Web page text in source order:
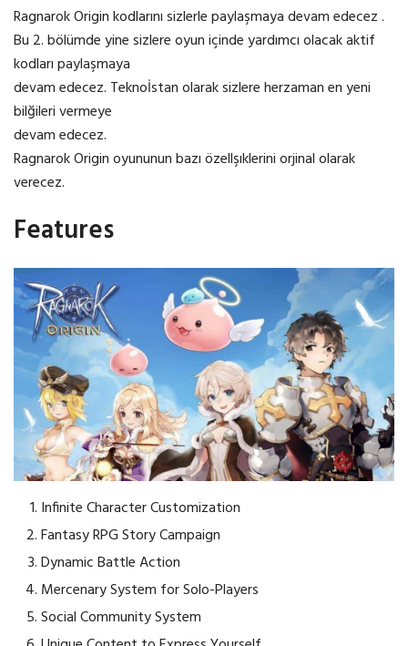
Ragnarok Origin kodlarını sizlerle paylaşmaya devam edecez .
Bu 2. bölümde yine sizlere oyun içinde yardımcı olacak aktif
kodları paylaşmaya
devam edecez. Teknoİstan olarak sizlere herzaman en yeni
bilğileri vermeye
devam edecez.
Ragnarok Origin oyununun bazı özellşıklerini orjinal olarak
verecez.
Features
Infinite Character Customization
Fantasy RPG Story Campaign
Dynamic Battle Action
Mercenary System for Solo-Players
Social Community System